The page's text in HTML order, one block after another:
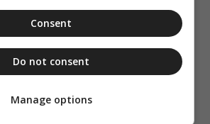
Consent
Do not consent
Manage options